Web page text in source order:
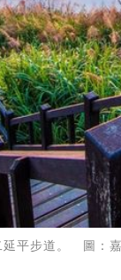
平步道。 圖：